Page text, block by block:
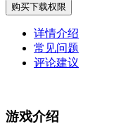
购买下载权限
详情介绍
常见问题
评论建议
游戏介绍